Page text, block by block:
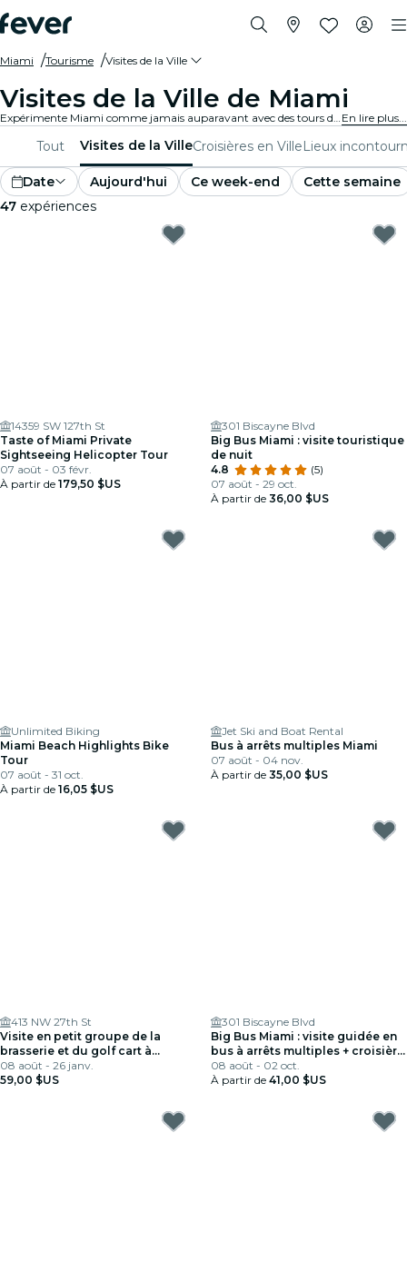
Miami Tourisme Visites de la Ville
Visites de la Ville de Miami
Expérimente Miami comme jamais auparavant avec des tours de la ville et des forfaits de visite. En explorant les lieux emblématiques, les trésors cachés et les points incontournables locaux de Miami, tu découvriras les histoires qui donnent vie à la ville. En lire plus...
Tout Visites de la VilleCroisières en VilleLieux
Date Aujourd'hui Ce week-end
Cette semaine
47 expériences
14359 SW 127th St
Taste of Miami Private
Sightseeing Helicopter Tour
07 août - 03 févr.
À partir de 179,50 $US
301 Biscayne Blvd
Big Bus Miami : visite touristique
de nuit
4.8
(5)
07 août - 29 oct.
À partir de 36,00 $US
Unlimited Biking
Miami Beach Highlights Bike
Tour
07 août - 31 oct.
À partir de 16,05 $US
Jet Ski and Boat Rental
Bus à arrêts multiples Miami
07 août - 04 nov.
À partir de 35,00 $US
413 NW 27th St
Visite en petit groupe de la
brasserie et du golf cart à
Wynwood avec un guide local
08 août - 26 janv.
59,00 $US
301 Biscayne Blvd
Big Bus Miami : visite guidée en
bus à arrêts multiples + croisière
en yacht
08 août - 02 oct.
À partir de 41,00 $US